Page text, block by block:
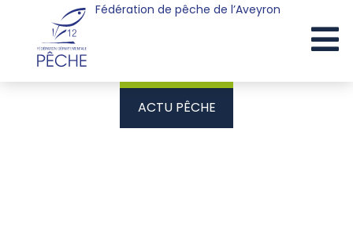
Fédération de pêche de l’Aveyron
ACTU PÊCHE
Cookies management panel